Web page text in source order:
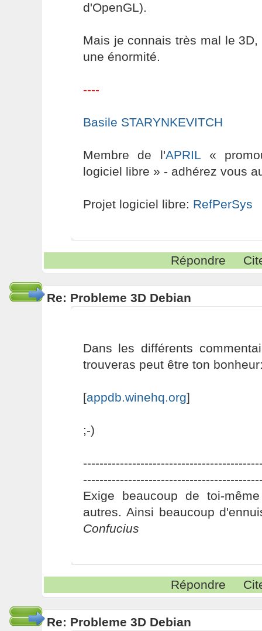
d'OpenGL).
Mais je connais très mal le
une énormité.
----
Basile STARYNKEVITCH
Membre de l'APRIL «
logiciel libre » - adhérez vous
Projet logiciel libre: RefPerSys
Répondre
Re: Probleme 3D Debian
Dans les différents
trouveras peut être ton
[appdb.winehq.org]
;-)
Exige beaucoup de toi-
autres. Ainsi beaucoup
Confucius
Répondre
Re: Probleme 3D Debian